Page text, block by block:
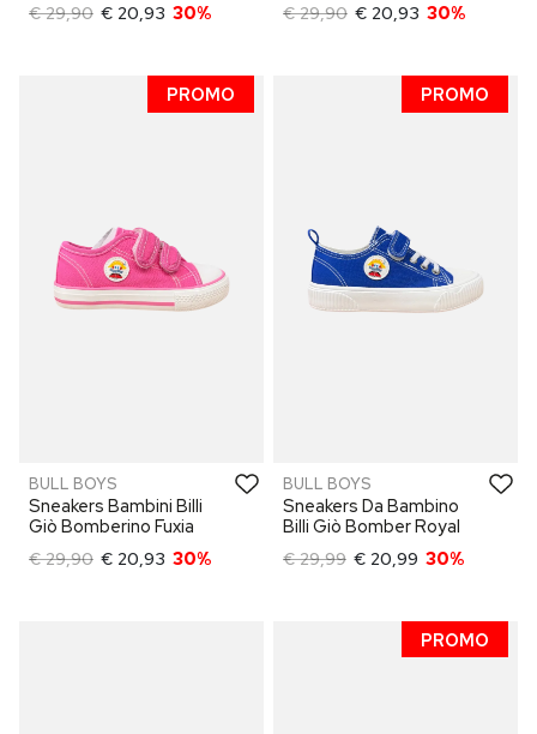
€ 29,90 € 20,93 30%
€ 29,90 € 20,93 30%
PROMO
BULL BOYS
Sneakers Bambini Billi
Giò Bomberino Fuxia
€ 29,90 € 20,93 30%
PROMO
BULL BOYS
Sneakers Da Bambino
Billi Giò Bomber Royal
€ 29,99 € 20,99 30%
PROMO